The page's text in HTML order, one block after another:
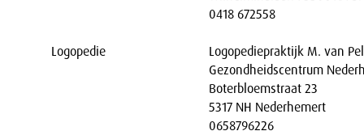
Logopedie
0418 672558
Logopediepraktijk M. van
Gezondheidscentrum
Boterbloemstraat 23
5317 NH Nederhemert
0658796226